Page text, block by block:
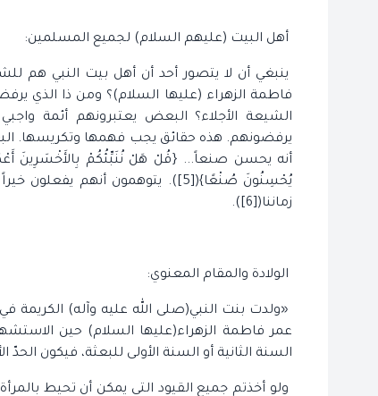
أهل البيت (عليهم السلام) لجميع المسلمين:
ينبغي أن لا يتصور أحد أن أهل بيت النبي هم
فاطمة الزهراء (عليها السلام)؟ ومن ذا الذي
الشيعة الأجلاء؟ البعض يعتبرونهم أئمة
يرفضونهم. هذه حقائق يجب فهمها وتكريسها.
أنه يحسن صنعاً... {قُلْ هَلْ نُنَبِّئُكُمْ بِالأَخْسَرِينَ
يُحْسِنُونَ صُنْعًا}([5]). يتوهمون أنهم
زماننا([6]).
الولادة والمقام المعنوي:
«ولدت بنت النبي(صلى الله عليه وآله)
السنة الثانية أو السنة الأولى للبعثة، فيكون الحدّ الأكثر
ولو أخذتم جميع القيود التي يمكن أن تحيط